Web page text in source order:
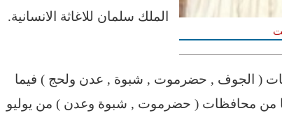
الملك سلمان للاغاثة الانسانية.
( الجوف , حضرموت , شبوة , عدن ولحج ) فيما
مشروع مهارتي بيدي للايتام 250 يتيما من محافظات ( حضرموت , شبوة وعدن ) من يوليو